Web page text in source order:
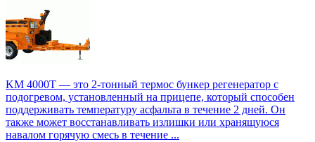
KM 4000T — это 2-тонный термос бункер регенератор с
подогревом, установленный на прицепе, который способен
поддерживать температуру асфальта в течение 2 дней. Он
также может восстанавливать излишки или хранящуюся
навалом горячую смесь в течение ...